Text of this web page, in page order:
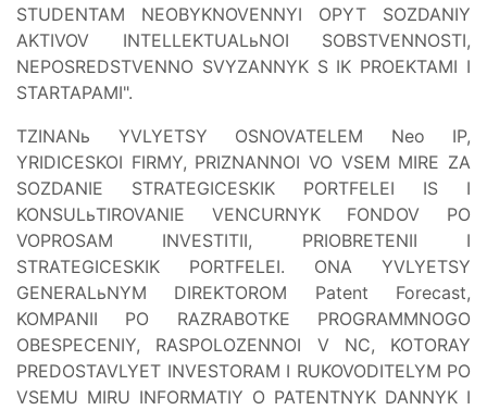
STUDENTAM NEOBYKNOVENNYI OPYT SOZDANIY
AKTIVOV INTELLEKTUALьNOI SOBSTVENNOSTI,
NEPOSREDSTVENNO SVYZANNYK S IK PROEKTAMI I
STARTAPAMI".
TZINANь YVLYETSY OSNOVATELEM Neo IP,
YRIDICESKOI FIRMY, PRIZNANNOI VO VSEM MIRE ZA
SOZDANIE STRATEGICESKIK PORTFELEI IS I
KONSULьTIROVANIE VENCURNYK FONDOV PO
VOPROSAM INVESTITII, PRIOBRETENII I
STRATEGICESKIK PORTFELEI. ONA YVLYETSY
GENERALьNYM DIREKTOROM Patent Forecast,
KOMPANII PO RAZRABOTKE PROGRAMMNOGO
OBESPECENIY, RASPOLOZENNOI V NC, KOTORAY
PREDOSTAVLYET INVESTORAM I RUKOVODITELYM PO
VSEMU MIRU INFORMATIY O PATENTNYK DANNYK I